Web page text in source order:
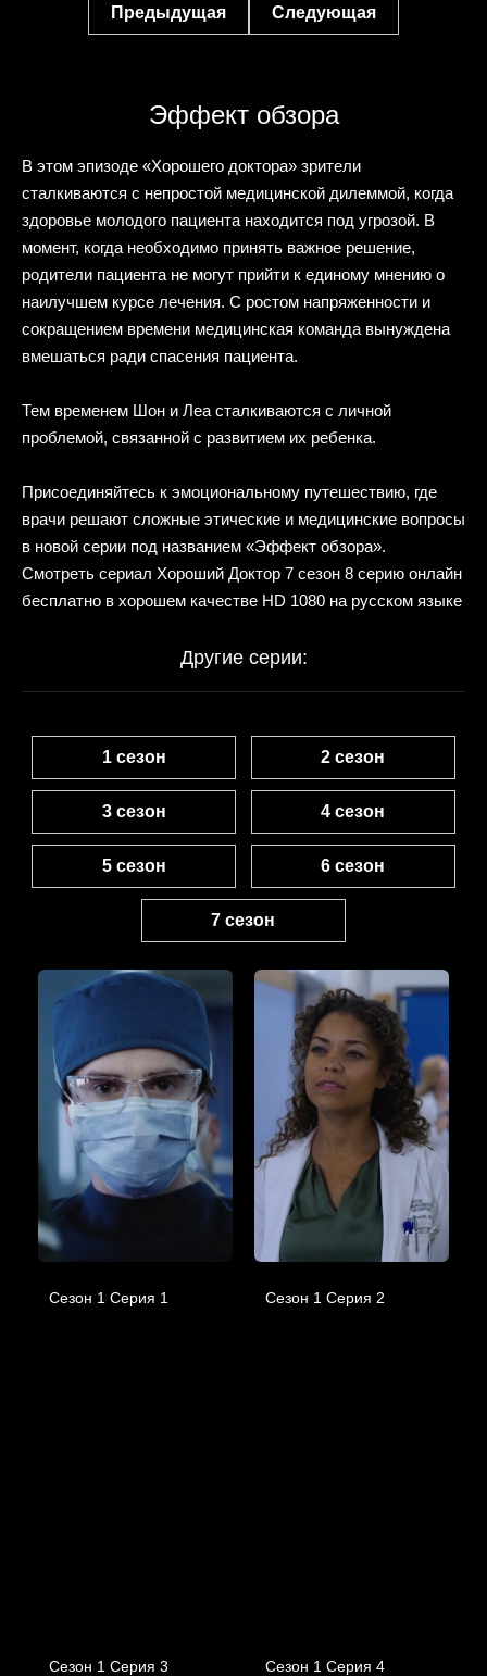
Предыдущая Следующая
Эффект обзора
В этом эпизоде «Хорошего доктора» зрители
сталкиваются с непростой медицинской дилеммой, когда
здоровье молодого пациента находится под угрозой. В
момент, когда необходимо принять важное решение,
родители пациента не могут прийти к единому мнению о
наилучшем курсе лечения. С ростом напряженности и
сокращением времени медицинская команда вынуждена
вмешаться ради спасения пациента.
Тем временем Шон и Леа сталкиваются с личной
проблемой, связанной с развитием их ребенка.
Присоединяйтесь к эмоциональному путешествию, где
врачи решают сложные этические и медицинские вопросы
в новой серии под названием «Эффект обзора».
Смотреть сериал Хороший Доктор 7 сезон 8 серию онлайн
бесплатно в хорошем качестве HD 1080 на русском языке
Другие серии:
1 сезон 2 сезон
3 сезон 4 сезон
5 сезон 6 сезон
7 сезон
Сезон 1 Серия 1 Сезон 1 Серия 2
Сезон 1 Серия 3 Сезон 1 Серия 4